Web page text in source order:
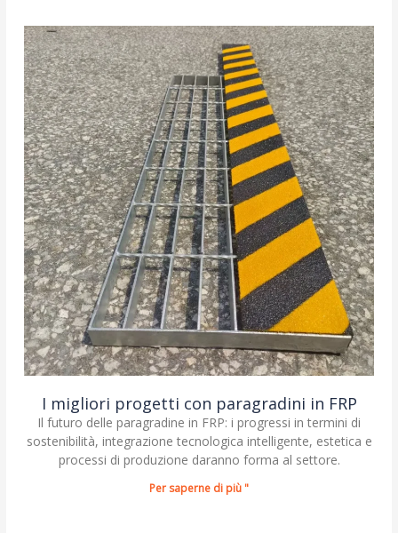
I migliori progetti con paragradini in FRP
Il futuro delle paragradine in FRP: i progressi in termini di
sostenibilità, integrazione tecnologica intelligente, estetica e
processi di produzione daranno forma al settore.
Per saperne di più "